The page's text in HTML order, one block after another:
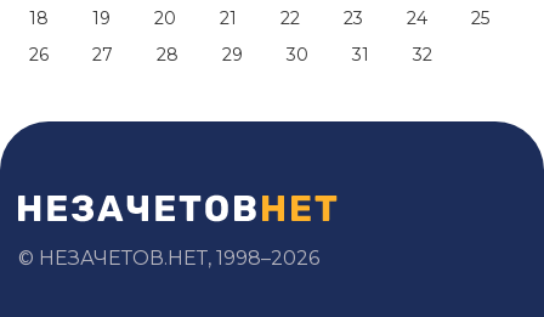
18
19 20 21 22 23 24
25
26
27 28 29 30 31 32
© НЕЗАЧЕТОВ.НЕТ, 1998–2026